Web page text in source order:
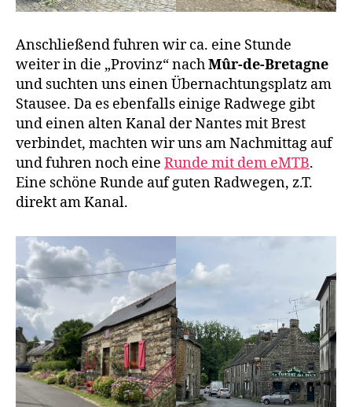
Anschließend fuhren wir ca. eine Stunde
weiter in die „Provinz“ nachMûr-de-Bretagne
und suchten uns einen Übernachtungsplatz am
Stausee. Da es ebenfalls einige Radwege gibt
und einen alten Kanal der Nantes mit Brest
verbindet, machten wir uns am Nachmittag auf
und fuhren noch eine Runde mit dem eMTB.
Eine schöne Runde auf guten Radwegen, z.T.
direkt am Kanal.